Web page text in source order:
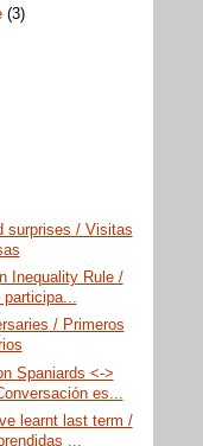
(3)
surprises / Visitas
Inequality Rule /
participa...
/ Primeros
Spaniards <->
es...
learnt last term /
...